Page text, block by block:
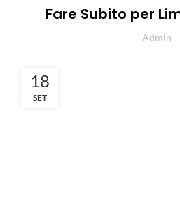
Fare Subito per
Admin
18
SET